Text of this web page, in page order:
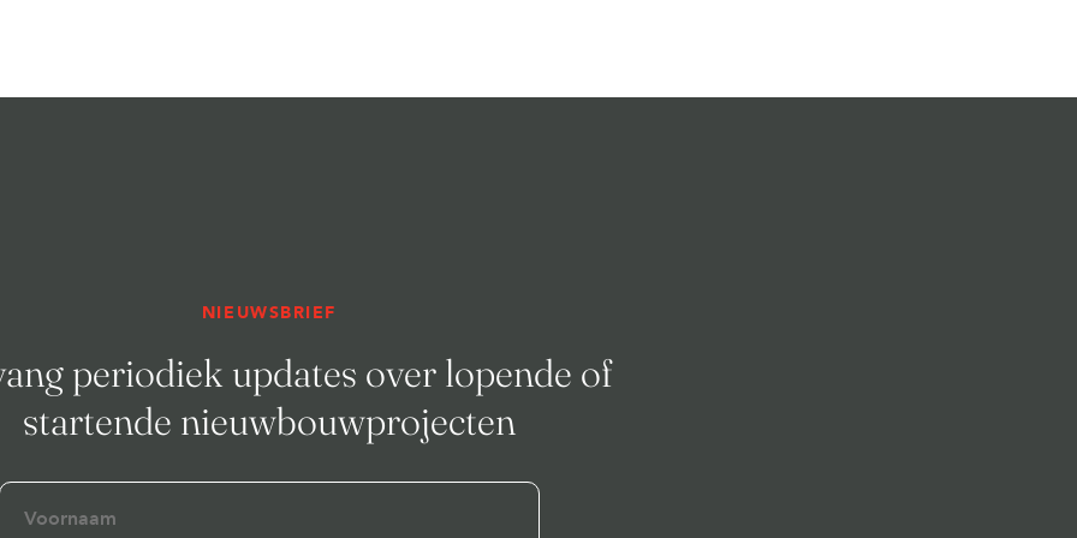
NIEUWSBRIEF
periodiek updates over lopende of
startende nieuwbouwprojecten